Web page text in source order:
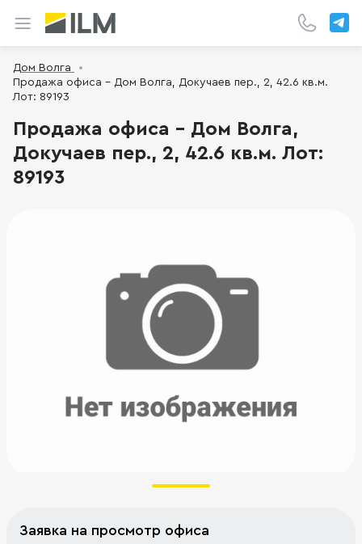
Дом Волга
Продажа офиса - Дом Волга, Докучаев пер., 2, 42.6 кв.м.
Лот: 89193
Продажа офиса - Дом Волга,
Докучаев пер., 2, 42.6 кв.м. Лот:
89193
Заявка на просмотр офиса